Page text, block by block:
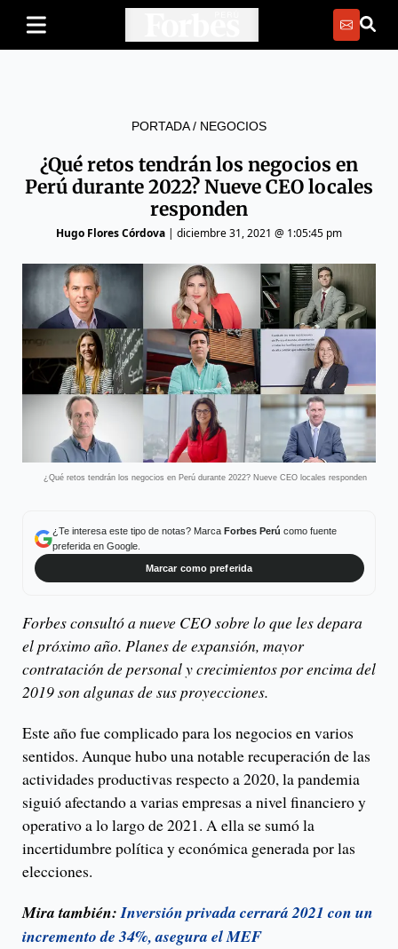
PORTADA/ NEGOCIOS
¿Qué retos tendrán los negocios en
Perú durante 2022? Nueve CEO locales
responden
Hugo Flores Córdova | diciembre 31, 2021 @ 1:05:45 pm
¿Qué retos tendrán los negocios en Perú durante 2022? Nueve CEO locales responden
¿Te interesa este tipo de notas? Marca Forbes Perú como fuente
preferida en Google.
Marcar como preferida
Forbes consultó a nueve CEO sobre lo que les depara
el próximo año. Planes de expansión, mayor
contratación de personal y crecimientos por encima del
2019 son algunas de sus proyecciones.
Este año fue complicado para los negocios en varios
sentidos. Aunque hubo una notable recuperación de las
actividades productivas respecto a 2020, la pandemia
siguió afectando a varias empresas a nivel financiero y
operativo a lo largo de 2021. A ella se sumó la
incertidumbre política y económica generada por las
elecciones.
Mira también:Inversión privada cerrará 2021 con un
incremento de 34%, asegura el MEF